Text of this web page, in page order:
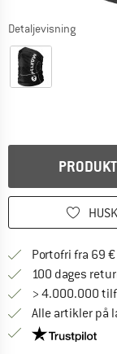
Detaljevisning
Portofri fra 69
100 dages
> 4.000.000
Alle artikler på
Vi